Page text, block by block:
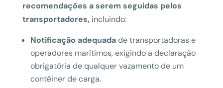
recomendações a serem seguidas pelos
transportadores, incluindo:
Notificação adequadade transportadoras e
operadores marítimos, exigindo a declaração
obrigatória de qualquer vazamento de um
contêiner de carga.